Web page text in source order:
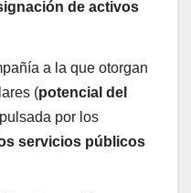
de activos
a la que otorgan
(potencial del
por los
servicios públicos